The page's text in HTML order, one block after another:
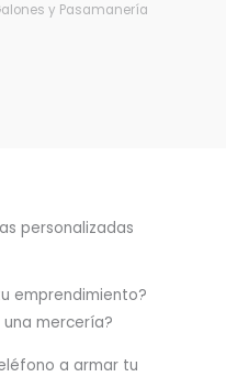
y Pasamanería
personalizadas
emprendimiento?
mercería?
a armar tu